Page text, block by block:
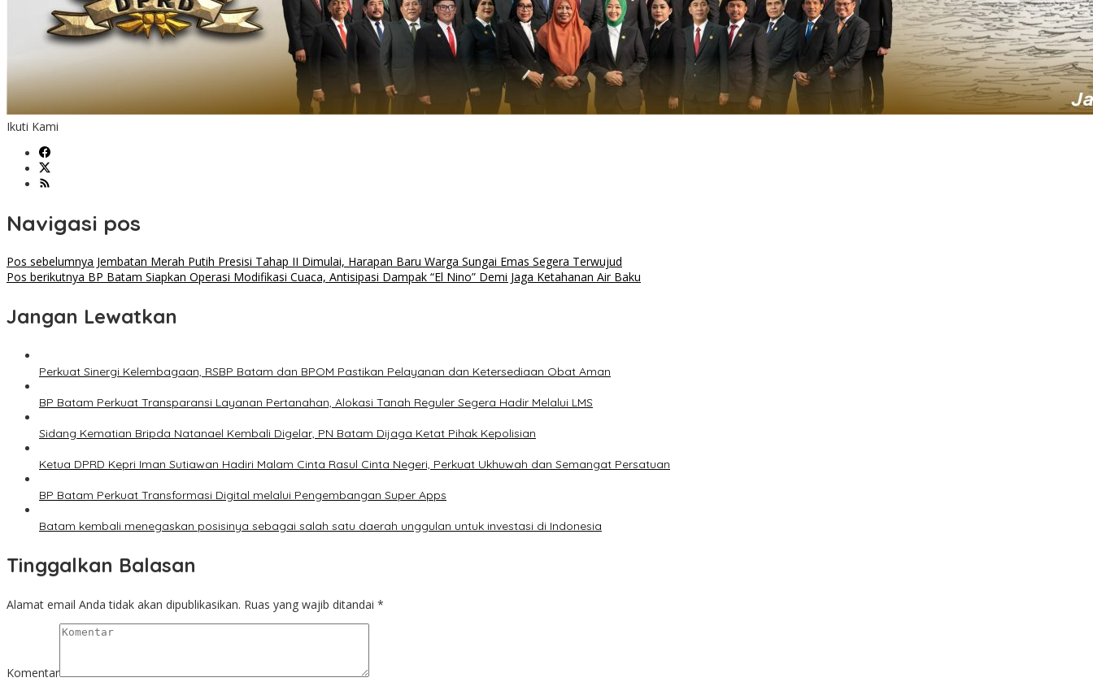
Ikuti Kami
Navigasi pos
Pos sebelumnya Jembatan Merah Putih Presisi Tahap II Dimulai, Harapan Baru Warga Sungai Emas Segera Terwujud
Pos berikutnya BP Batam Siapkan Operasi Modifikasi Cuaca, Antisipasi Dampak “El Nino” Demi Jaga Ketahanan Air Baku
Jangan Lewatkan
Perkuat Sinergi Kelembagaan, RSBP Batam dan BPOM Pastikan Pelayanan dan Ketersediaan Obat Aman
BP Batam Perkuat Transparansi Layanan Pertanahan, Alokasi Tanah Reguler Segera Hadir Melalui LMS
Sidang Kematian Bripda Natanael Kembali Digelar, PN Batam Dijaga Ketat Pihak Kepolisian
Ketua DPRD Kepri Iman Sutiawan Hadiri Malam Cinta Rasul Cinta Negeri, Perkuat Ukhuwah dan Semangat Persatuan
BP Batam Perkuat Transformasi Digital melalui Pengembangan Super Apps
Batam kembali menegaskan posisinya sebagai salah satu daerah unggulan untuk investasi di Indonesia
Tinggalkan Balasan
Alamat email Anda tidak akan dipublikasikan. Ruas yang wajib ditandai *
Komentar